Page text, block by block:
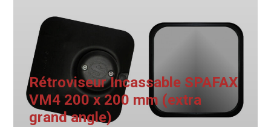
Rétroviseur Incassable SPAFAX
VM4 200 x 200 mm (extra
grand angle)